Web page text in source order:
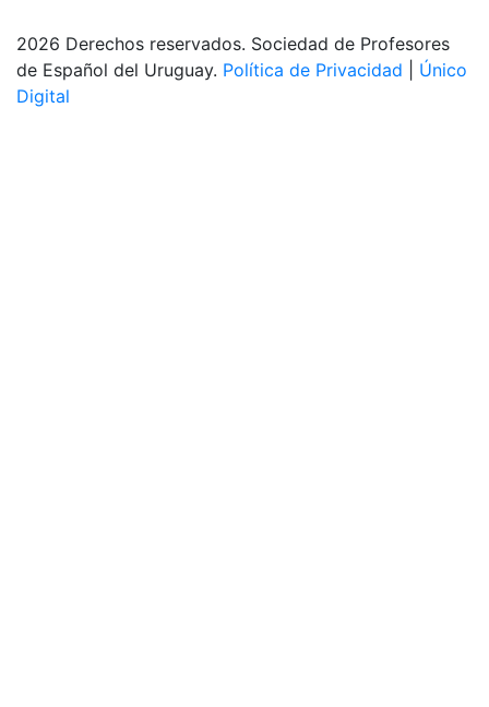
2026 Derechos reservados. Sociedad de Profesores
de Español del Uruguay. Política de Privacidad
Único
Digital